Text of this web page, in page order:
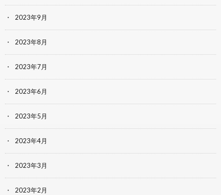
2023年9月
2023年8月
2023年7月
2023年6月
2023年5月
2023年4月
2023年3月
2023年2月